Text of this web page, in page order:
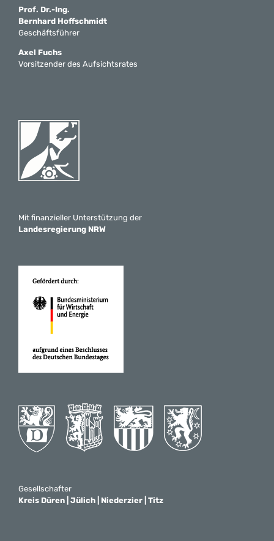
Prof. Dr.-Ing.
Bernhard Hoffschmidt
Geschäftsführer
Axel Fuchs
Vorsitzender des Aufsichtsrates
Mit finanzieller Unterstützung der
Landesregierung NRW
Gesellschafter
Kreis Düren | Jülich | Niederzier | Titz